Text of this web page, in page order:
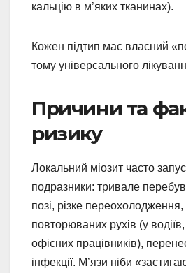
кальцію в м’яких тканинах).
Кожен підтип має власний
тому універсального
Причини та
ризику
Локальний міозит часто
подразники: тривале
позі, різке
повторюваних рухів (у
офісних працівників),
інфекції. М’язи ніби